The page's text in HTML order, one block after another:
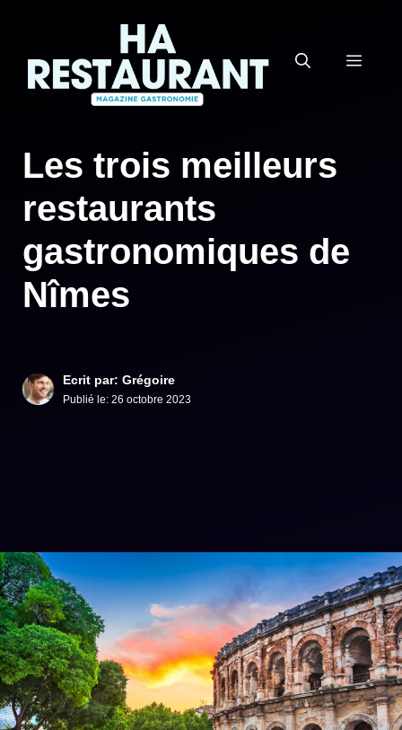
contenu
Les trois meilleurs
restaurants
gastronomiques de
Nîmes
Ecrit par: Grégoire
Publié le: 26 octobre 2023